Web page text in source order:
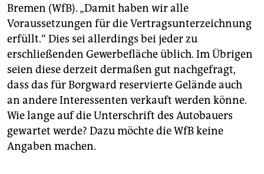
Bremen (WfB). „Damit haben wir alle
Voraussetzungen für die Vertragsunterzeichnung
erfüllt.“ Dies sei allerdings bei jeder zu
erschließenden Gewerbefläche üblich. Im Übrigen
seien diese derzeit dermaßen gut nachgefragt,
dass das für Borgward reservierte Gelände auch
an andere Interessenten verkauft werden könne.
Wie lange auf die Unterschrift des Autobauers
gewartet werde? Dazu möchte die WfB keine
Angaben machen.